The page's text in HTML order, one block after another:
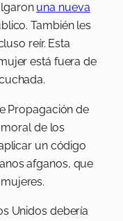
una nueva
También les
reír. Esta
está fuera de
Propagación de
de los
un código
afganos, que
Unidos debería